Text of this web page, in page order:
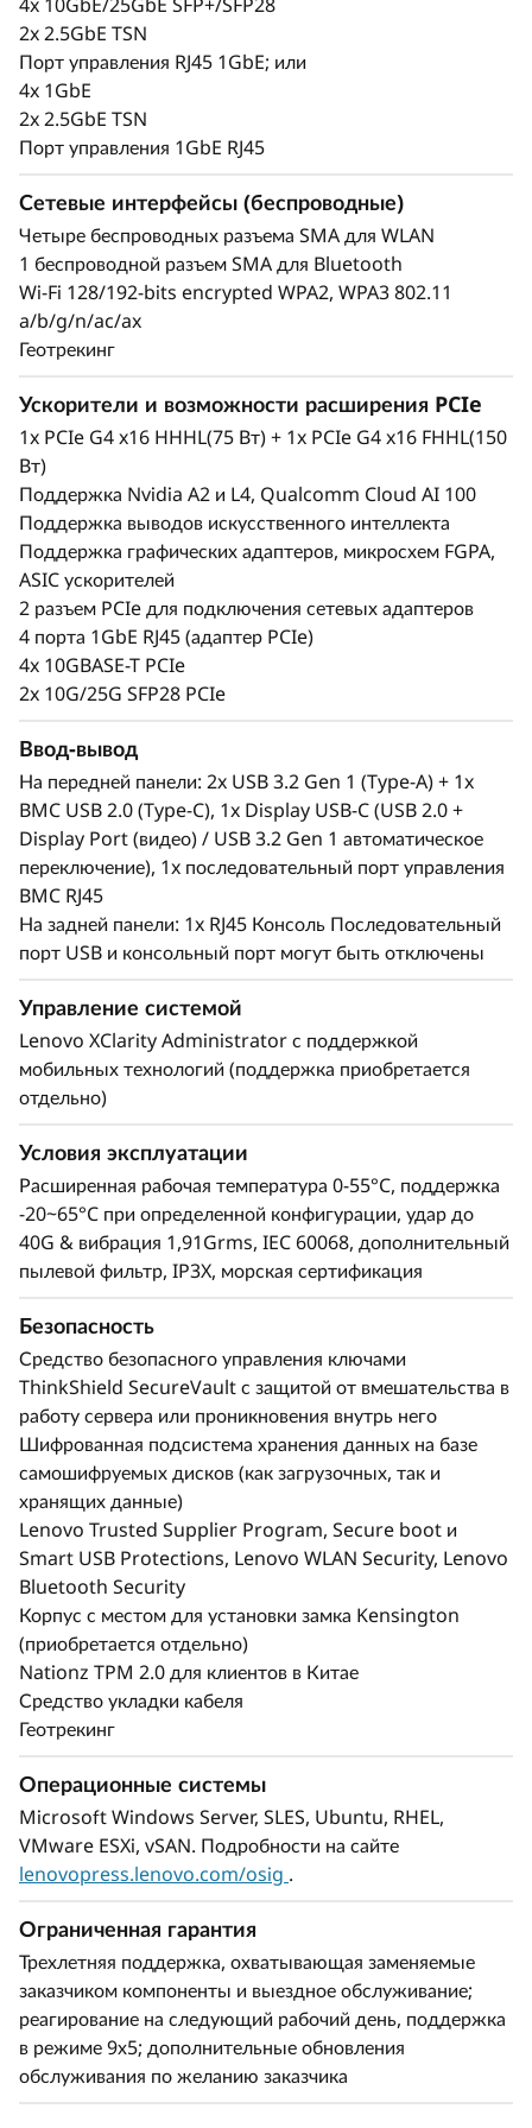
Безопасность, надежность и широкие
возможности подключения
Пользователи Edge полагаются на постоянное
получение информации о своих операциях,
чтобы быстро принимать обоснованные
бизнес-решения, но некоторые среды делают
ThinkEdge SE360 V2 решает эти проблемы,
предоставляя несколько вариантов
безопасного беспроводного подключения
WLAN и Bluetooth. Он создан для выполнения
широкого спектра рабочих нагрузок Edge AI.
Его можно удаленно заявить, активировать и
управлять им, а также разблокировать в случае
несанкционированного доступа или настройки
с помощью ThinkShield Key Vault Portal и
сопутствующего приложения для конечных
2x 2.5GbE TSN
Порт управления RJ45 1GbE; или
4x 1GbE
2x 2.5GbE TSN
Порт управления 1GbE RJ45
Сетевые интерфейсы (беспроводные)
Четыре беспроводных разъема SMA для WLAN
1 беспроводной разъем SMA для Bluetooth
Wi-Fi 128/192-bits encrypted WPA2, WPA3 802.11
a/b/g/n/ac/ax
Геотрекинг
Ускорители и возможности расширения PCIe
1x PCIe G4 x16 HHHL(75 Вт) + 1x PCIe G4 x16 FHHL(150
Вт)
Поддержка Nvidia A2 и L4, Qualcomm Cloud AI 100
Поддержка выводов искусственного интеллекта
Поддержка графических адаптеров, микросхем FGPA,
ASIC ускорителей
2 разъем PCIe для подключения сетевых адаптеров
4 порта 1GbE RJ45 (адаптер PCIe)
4x 10GBASE-T PCIe
2x 10G/25G SFP28 PCIe
Ввод-вывод
На передней панели: 2x USB 3.2 Gen 1 (Type-A) + 1x
BMC USB 2.0 (Type-C), 1x Display USB-C (USB 2.0 +
Display Port (видео) / USB 3.2 Gen 1 автоматическое
переключение), 1x последовательный порт управления
BMC RJ45
На задней панели: 1x RJ45 Консоль Последовательный
порт USB и консольный порт могут быть отключены
Управление системой
Lenovo XClarity Administrator с поддержкой
мобильных технологий (поддержка приобретается
отдельно)
Условия эксплуатации
Расширенная рабочая температура 0-55°C, поддержка
-20~65°C при определенной конфигурации, удар до
40G & вибрация 1,91Grms, IEC 60068, дополнительный
пылевой фильтр, IP3X, морская сертификация
Безопасность
Средство безопасного управления ключами
ThinkShield SecureVault с защитой от вмешательства в
работу сервера или проникновения внутрь него
Шифрованная подсистема хранения данных на базе
самошифруемых дисков (как загрузочных, так и
хранящих данные)
Lenovo Trusted Supplier Program, Secure boot и
Smart USB Protections, Lenovo WLAN Security, Lenovo
Bluetooth Security
Корпус с местом для установки замка Kensington
(приобретается отдельно)
Nationz TPM 2.0 для клиентов в Китае
Средство укладки кабеля
Геотрекинг
Операционные системы
Microsoft Windows Server, SLES, Ubuntu, RHEL,
VMware ESXi, vSAN. Подробности на сайте
lenovopress.lenovo.com/osig .
Ограниченная гарантия
Трехлетняя поддержка, охватывающая заменяемые
заказчиком компоненты и выездное обслуживание;
реагирование на следующий рабочий день, поддержка
в режиме 9х5; дополнительные обновления
обслуживания по желанию заказчика